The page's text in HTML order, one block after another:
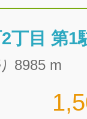
丁目 第1
8985 m